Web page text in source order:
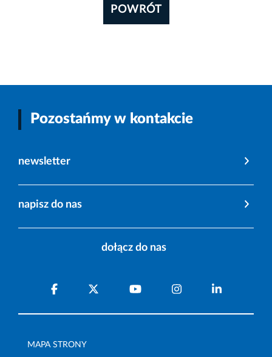
POWRÓT
Pozostańmy w kontakcie
newsletter
napisz do nas
dołącz do nas
MAPA STRONY